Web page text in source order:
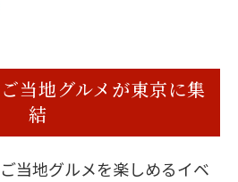
当地グルメが東京に集
結
当地グルメを楽しめるイベ